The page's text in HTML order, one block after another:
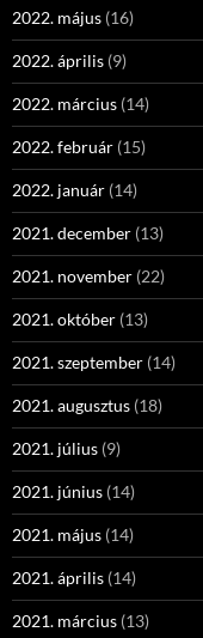
2022. május (16)
2022. április (9)
2022. március (14)
2022. február (15)
2022. január (14)
2021. december (13)
2021. november (22)
2021. október (13)
2021. szeptember (14)
2021. augusztus (18)
2021. július (9)
2021. június (14)
2021. május (14)
2021. április (14)
2021. március (13)